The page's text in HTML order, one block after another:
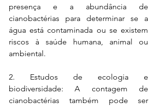
presença e a abundância de
cianobactérias para determinar se a
água está contaminada ou se existem
riscos à saúde humana, animal ou
ambiental.
2. Estudos de ecologia e
biodiversidade: A contagem de
cianobactérias também pode ser